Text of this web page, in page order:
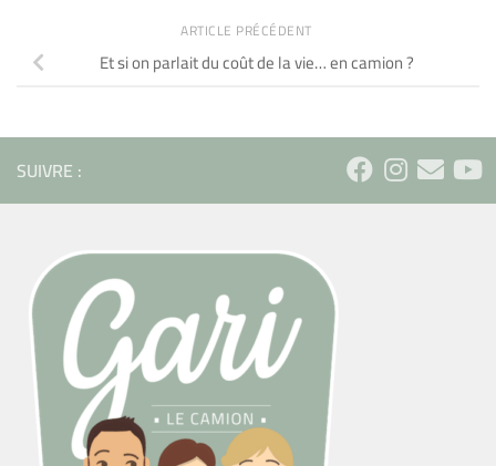
ARTICLE PRÉCÉDENT
Et si on parlait du coût de la vie… en camion ?
SUIVRE :